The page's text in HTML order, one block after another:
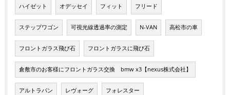
ハイゼット オデッセイ フィット フリード
ステップワゴン 可視光線透過率の測定 N-VAN 高松市の車
フロントガラス飛び石 フロントガラスに飛び石
倉敷市のお客様にフロントガラス交換 bmw x3【nexus株式会社】
アルトラパン レヴォーグ フォレスター